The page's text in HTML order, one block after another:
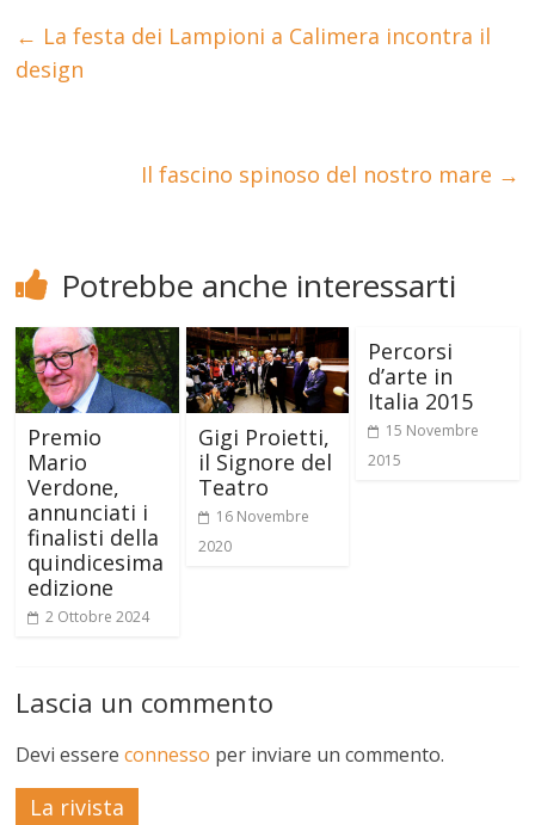
← La festa dei Lampioni a Calimera incontra il
design
Il fascino spinoso del nostro mare →
Potrebbe anche interessarti
Premio
Mario
Verdone,
annunciati i
finalisti della
quindicesima
edizione
2 Ottobre 2024
Gigi Proietti,
il Signore del
Teatro
16 Novembre
2020
Percorsi
d’arte in
Italia 2015
15 Novembre
2015
Lascia un commento
Devi essereconnesso per inviare un commento.
La rivista